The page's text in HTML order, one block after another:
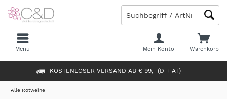
KOSTENLOSER VERSAND AB € 99,- (D + AT)
Warenkorb
Mein Konto
Menü
Alle Rotweine